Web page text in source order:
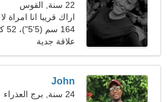
22 سنة, القوس
اراك قريبا انا امراة
بثمن
164
(114 رطلا)
علاقة جدية
John
24 سنة, برج العذراء